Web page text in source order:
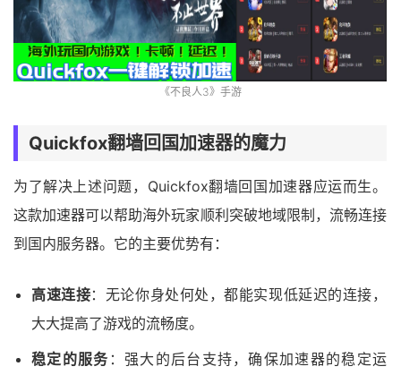
《不良人3》手游
Quickfox翻墙回国加速器的魔力
为了解决上述问题，Quickfox翻墙回国加速器应运而生。
这款加速器可以帮助海外玩家顺利突破地域限制，流畅连接
到国内服务器。它的主要优势有：
高速连接：无论你身处何处，都能实现低延迟的连接，
大大提高了游戏的流畅度。
稳定的服务 ：强大的后台支持，确保加速器的稳定运